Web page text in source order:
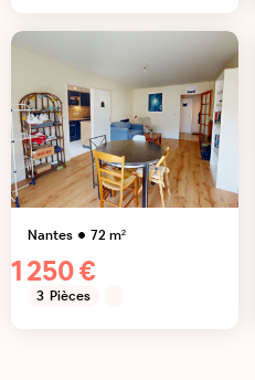
Nantes 72m²
1 250 €
3 Pièces